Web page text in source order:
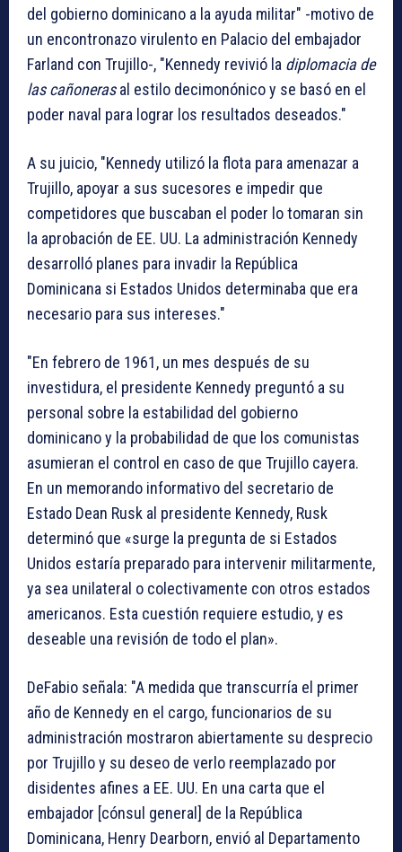
del gobierno dominicano a la ayuda militar" -motivo de
un encontronazo virulento en Palacio del embajador
Farland con Trujillo-, "Kennedy revivió la diplomacia de
las cañonerasal estilo decimonónico y se basó en el
poder naval para lograr los resultados deseados."
A su juicio, "Kennedy utilizó la flota para amenazar a
Trujillo, apoyar a sus sucesores e impedir que
competidores que buscaban el poder lo tomaran sin
la aprobación de EE. UU. La administración Kennedy
desarrolló planes para invadir la República
Dominicana si Estados Unidos determinaba que era
necesario para sus intereses."
"En febrero de 1961, un mes después de su
investidura, el presidente Kennedy preguntó a su
personal sobre la estabilidad del gobierno
dominicano y la probabilidad de que los comunistas
asumieran el control en caso de que Trujillo cayera.
En un memorando informativo del secretario de
Estado Dean Rusk al presidente Kennedy, Rusk
determinó que «surge la pregunta de si Estados
Unidos estaría preparado para intervenir militarmente,
ya sea unilateral o colectivamente con otros estados
americanos. Esta cuestión requiere estudio, y es
deseable una revisión de todo el plan».
DeFabio señala: "A medida que transcurría el primer
año de Kennedy en el cargo, funcionarios de su
administración mostraron abiertamente su desprecio
por Trujillo y su deseo de verlo reemplazado por
disidentes afines a EE. UU. En una carta que el
embajador [cónsul general] de la República
Dominicana, Henry Dearborn, envió al Departamento